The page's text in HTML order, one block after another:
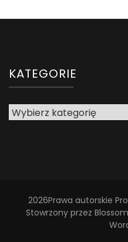
KATEGORIE
Kategorie
2026Prawa autorskie
Stowrzony przez